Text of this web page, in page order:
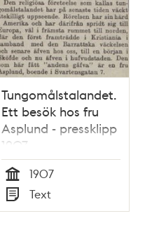
Tungomålstalandet.
Ett besök hos fru
Asplund - pressklipp
1907
Tid
1907
Typ
Text